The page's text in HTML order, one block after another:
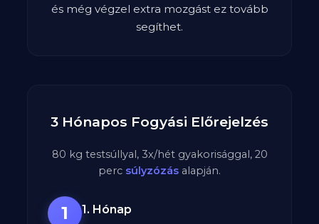
és még végzel extra mozgást ez tovább
segíthet.
3 Hónapos Fogyási Előrejelzés
80 kg testsúllyal, 3x/hét gyakorisággal, 20
perc súlyzózás alapján.
1 1. Hónap